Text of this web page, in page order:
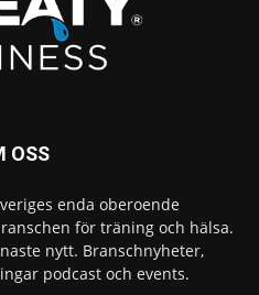
OSS
enda oberoende
för träning och hälsa.
nytt. Branschnyheter,
podcast och events.